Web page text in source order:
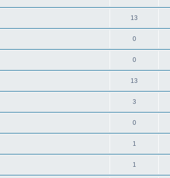
13
0
0
13
3
0
1
1